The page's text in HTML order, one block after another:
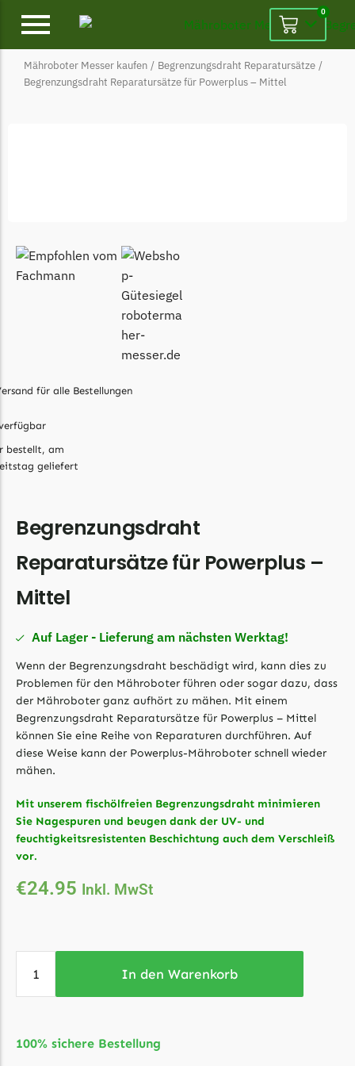
Alpina
Belrobotics Messer
Begrenzungsdraht
Black & Decker Messer
Bosch Indego
Begrenzungsdraht
Central Park
Cramer
Cramer Messer
Begrenzungsdraht
Begrenzungsdraht
Ecovacs
Ecovacs Messer
Einhell
Begrenzungsdraht
Etesia
Begrenzungsdraht
Ferrex
0
Mähroboter Messer kaufen / Begrenzungsdraht Reparatursätze /
Begrenzungsdraht Reparatursätze für Powerplus – Mittel
für alle Bestellungen
bestellt, am
geliefert
Begrenzungsdraht
Reparatursätze für Powerplus –
Mittel
Auf Lager - Lieferung am nächsten Werktag!
Wenn der Begrenzungsdraht beschädigt wird, kann dies zu
Problemen für den Mähroboter führen oder sogar dazu, dass
der Mähroboter ganz aufhört zu mähen. Mit einem
Begrenzungsdraht Reparatursätze für Powerplus – Mittel
können Sie eine Reihe von Reparaturen durchführen. Auf
diese Weise kann der Powerplus-Mähroboter schnell wieder
mähen.
Mit unserem fischölfreien Begrenzungsdraht minimieren
Sie Nagespuren und beugen dank der UV- und
feuchtigkeitsresistenten Beschichtung auch dem Verschleiß
vor.
€24.95 Inkl. MwSt
In den Warenkorb
100% sichere Bestellung